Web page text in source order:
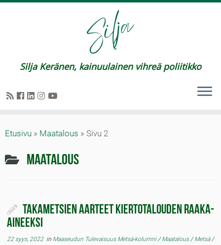
Silja Keränen, kainuulainen vihreä poliitikko
Etusivu » Maatalous » Sivu 2
Maatalous
Takametsien aarteet kiertotalouden raaka-
aineeksi
22 syys, 2022in Maaseudun Tulevaisuus Metsä-kolumni/Maatalous/Metsä/